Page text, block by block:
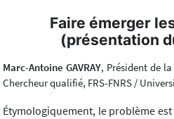
Faire émerger
(présentation
Marc-Antoine GAVRAY, Président de
Chercheur qualifié, FRS-FNRS /
Étymologiquement, le problème